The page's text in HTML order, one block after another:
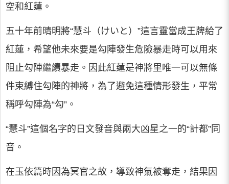
空和紅蓮。
五十年前晴明將“慧斗（けいと）”這言靈當成王牌給了
紅蓮，希望他未來要是勾陣發生危險暴走時可以用來
阻止勾陣繼續暴走。因此紅蓮是神將里唯一可以無條
件束縛住勾陣的神將，為了避免這種情形發生，平常
稱呼勾陣為“勾”。
“慧斗”這個名字的日文發音與兩大凶星之一的“計都”同
音。
在玉依篇時因為冥官之故，導致神氣被奪走，結果因